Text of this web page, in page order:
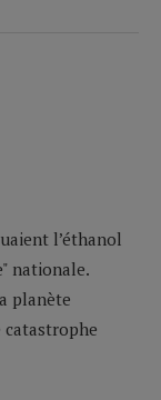
l’éthanol
nationale.
planète
catastrophe